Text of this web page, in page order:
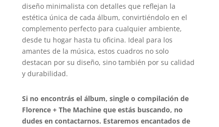
diseño minimalista con detalles que reflejan la
estética única de cada álbum, convirtiéndolo en el
complemento perfecto para cualquier ambiente,
desde tu hogar hasta tu oficina. Ideal para los
amantes de la música, estos cuadros no solo
destacan por su diseño, sino también por su calidad
y durabilidad.
Si no encontrás el álbum, single o compilación de
Florence + The Machine que estás buscando, no
dudes en contactarnos. Estaremos encantados de